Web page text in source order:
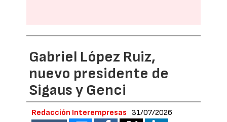
Gabriel López Ruiz,
nuevo presidente de
Sigaus y Genci
Redacción Interempresas 31/07/2026